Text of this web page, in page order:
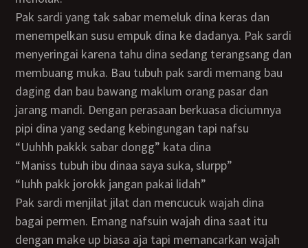
Pak sardi yang tak sabar memeluk dina keras dan
menempelkan susu empuk dina ke dadanya. Pak sardi
menyeringai karena tahu dina sedang terangsang dan
membuang muka. Bau tubuh pak sardi memang bau
daging dan bau bawang maklum orang pasar dan
jarang mandi. Dengan perasaan berkuasa diciumnya
pipi dina yang sedang kebingungan tapi nafsu
“Uuhhh pakkk sabar dongg” kata dina
“Maniss tubuh ibu dinaa saya suka, slurpp”
“Iuhh pakk jorokk jangan pakai lidah”
Pak sardi menjilat jilat dan mencucuk wajah dina
bagai permen. Emang nafsuin wajah dina saat itu
dengan make up biasa aja tapi memancarkan wajah